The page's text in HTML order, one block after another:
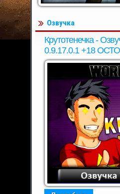
Озвучка
Крутотенечка -
0.9.17.0.1 +18